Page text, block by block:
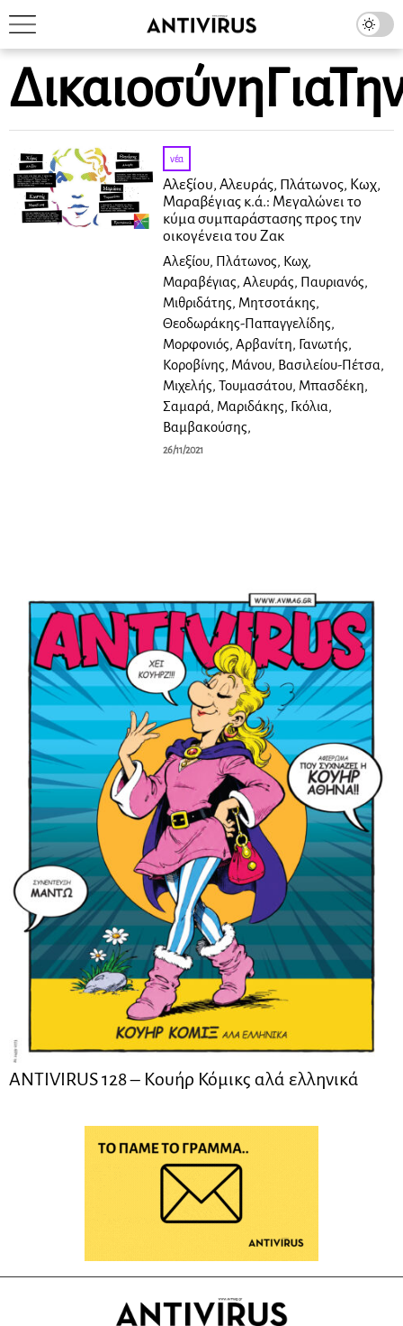
νέα
Αλεξίου, Αλευράς, Πλάτωνος, Κωχ,
Μαραβέγιας κ.ά.: Μεγαλώνει το
κύμα συμπαράστασης προς την
οικογένεια του Ζακ
Αλεξίου, Πλάτωνος, Κωχ,
Μαραβέγιας, Αλευράς, Παυριανός,
Μιθριδάτης, Μητσοτάκης,
Θεοδωράκης-Παπαγγελίδης,
Μορφονιός, Αρβανίτη, Γανωτής,
Κοροβίνης, Μάνου, Βασιλείου-Πέτσα,
Μιχελής, Τουμασάτου, Μπασδέκη,
Σαμαρά, Μαριδάκης, Γκόλια,
Βαμβακούσης,
26/11/2021
ANTIVIRUS 128 – Kουήρ Κόμικς αλά ελληνικά